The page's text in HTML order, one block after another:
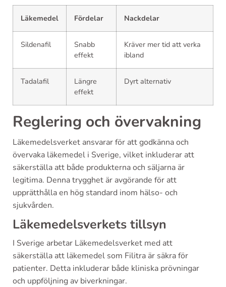
Läkemedel Fördelar Nackdelar
Sildenafil
Snabb
effekt
Kräver mer tid att verka
ibland
Tadalafil
Längre
effekt
Dyrt alternativ
Reglering och övervakning
Läkemedelsverket ansvarar för att godkänna och
övervaka läkemedel i Sverige, vilket inkluderar att
säkerställa att både produkterna och säljarna är
legitima. Denna trygghet är avgörande för att
upprätthålla en hög standard inom hälso- och
sjukvården.
Läkemedelsverkets tillsyn
I Sverige arbetar Läkemedelsverket med att
säkerställa att läkemedel som Filitra är säkra för
patienter. Detta inkluderar både kliniska prövningar
och uppföljning av biverkningar.